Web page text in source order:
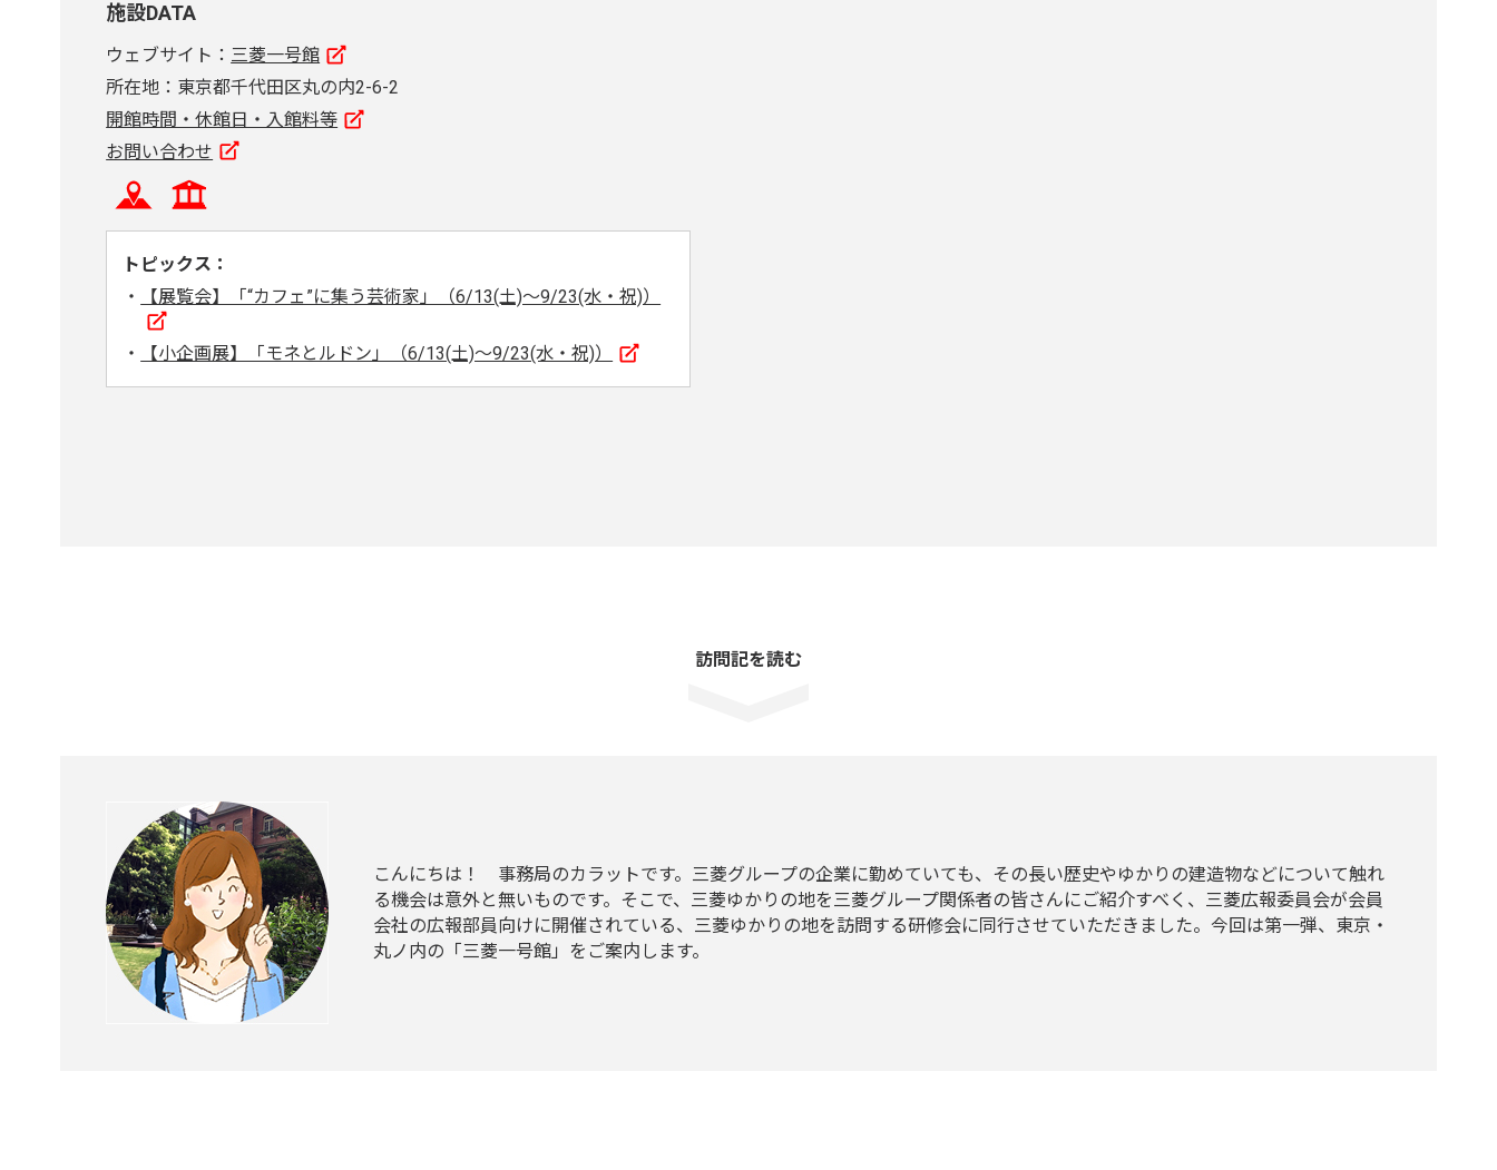
施設DATA
ウェブサイト： 三菱一号館
所在地：東京都千代田区丸の内2-6-2
開館時間・休館日・入館料等
お問い合わせ
トピックス：
【展覧会】「“カフェ”に集う芸術家」（6/13(土)～9/23(水・祝)）
【小企画展】「モネとルドン」（6/13(土)～9/23(水・祝)）
訪問記を読む
こんにちは！ 事務局のカラットです。三菱グループの企業に勤めていても、その長い歴史やゆかりの建造物などについて触れ
る機会は意外と無いものです。そこで、三菱ゆかりの地を三菱グループ関係者の皆さんにご紹介すべく、三菱広報委員会が会員
会社の広報部員向けに開催されている、三菱ゆかりの地を訪問する研修会に同行させていただきました。今回は第一弾、東京・
丸ノ内の「三菱一号館」をご案内します。